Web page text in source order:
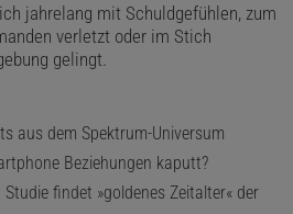
jahrelang mit Schuldgefühlen, zum
verletzt oder im Stich
gelingt.
aus dem Spektrum-Universum
Beziehungen kaputt?
Studie findet »goldenes Zeitalter« der